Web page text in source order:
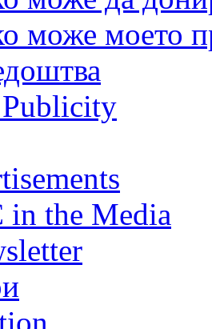
може моето
in the Media